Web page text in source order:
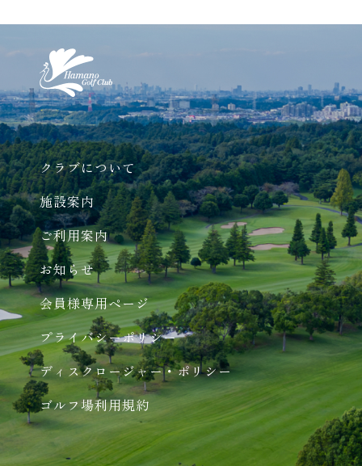
クラブについて
施設案内
ご利用案内
お知らせ
会員様専用ページ
プライバシーポリシー
ディスクロージャー・ポリシー
ゴルフ場利用規約